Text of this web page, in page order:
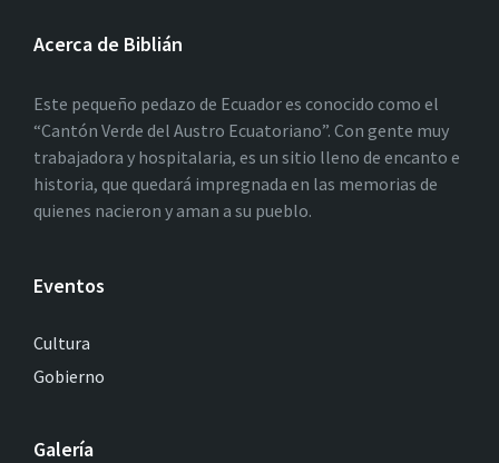
Acerca de Biblián
Este pequeño pedazo de Ecuador es conocido como el
“Cantón Verde del Austro Ecuatoriano”. Con gente muy
trabajadora y hospitalaria, es un sitio lleno de encanto e
historia, que quedará impregnada en las memorias de
quienes nacieron y aman a su pueblo.
Eventos
Cultura
Gobierno
Galería